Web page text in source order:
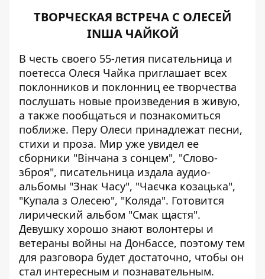
ТВОРЧЕСКАЯ ВСТРЕЧА С ОЛЕСЕЙ
INШA ЧАЙКОЙ
В честь своего 55-летия писательница и
поетесса Олеся Чайка приглашает всех
поклонников и поклонниц ее творчества
послушать новые произведения в живую,
а также пообщаться и познакомиться
поближе. Перу Олеси принадлежат песни,
стихи и проза. Мир уже увидел ее
сборники "Вінчана з сонцем", "Слово-
зброя", писательница издала аудио-
альбомы "Знак Часу", "Чаєчка козацька",
"Купала з Олесею", "Коляда". Готовится
лирический альбом "Смак щастя".
Девушку хорошо знают волонтеры и
ветераны войны на Донбассе, поэтому тем
для разговора будет достаточно, чтобы он
стал интересным и познавательным.